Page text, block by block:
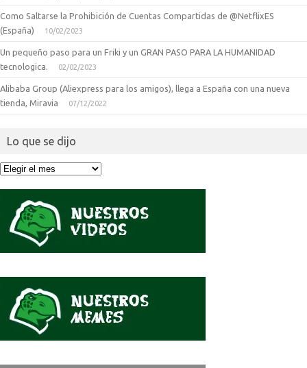
Como Saltarse la Prohibición de Cuentas Compartidas de @NetflixES
(España)
10/02/2023
Un pequeño paso para un Friki y un GRAN PASO PARA LA HUMANIDAD
tecnologica.
02/02/2023
Alibaba Group (Aliexpress para los amigos), llega a España con una nueva
tienda, Miravia
07/12/2022
Lo que se dijo
Lo